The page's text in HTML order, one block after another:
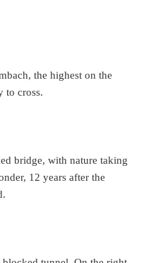
the highest on the
to cross.
bridge, with nature taking
12 years after the